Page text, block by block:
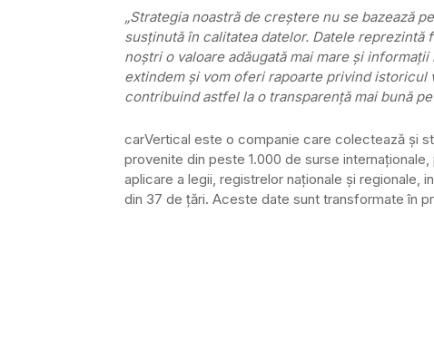
„Strategia noastră de creștere nu se bazează
susținută în calitatea datelor. Datele
noștri o valoare adăugată mai mare și
extindem și vom oferi rapoarte privind
contribuind astfel la o transparență mai bună
carVertical este o companie care colectează și
provenite din peste 1.000 de surse
aplicare a legii, registrelor naționale și regionale,
din 37 de țări. Aceste date sunt transformate în